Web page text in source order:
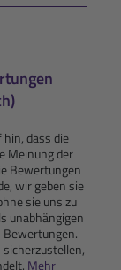
dass die
Meinung der
Bewertungen
wir geben sie
sie uns zu
unabhängigen
Mehr